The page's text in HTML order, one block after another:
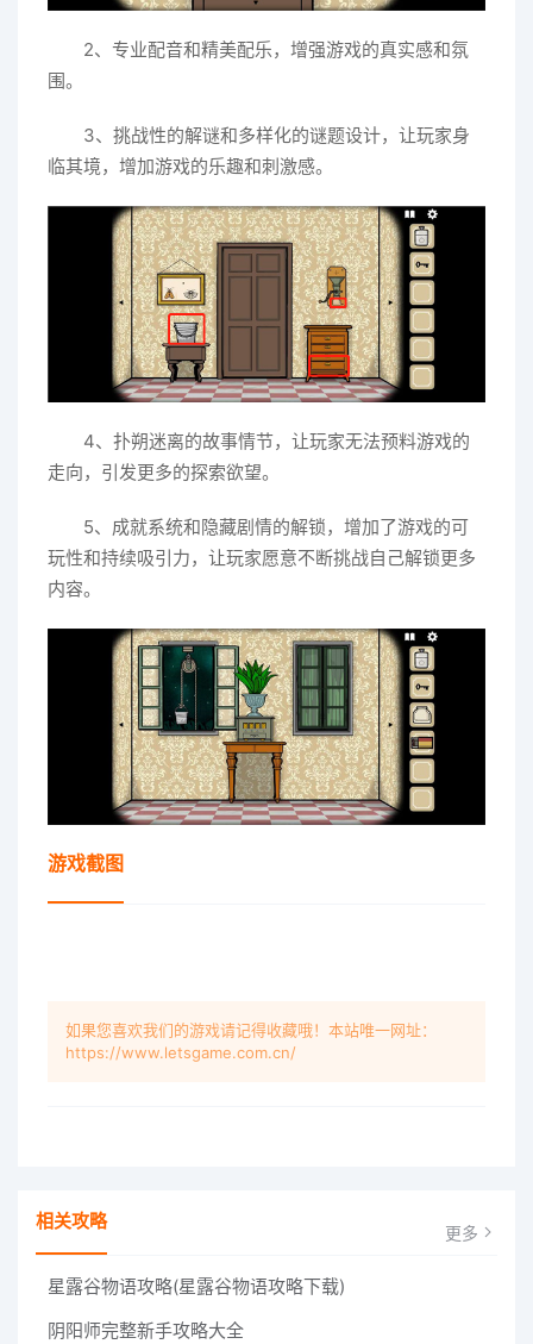
2、专业配音和精美配乐，增强游戏的真实感和氛
围。
3、挑战性的解谜和多样化的谜题设计，让玩家身
临其境，增加游戏的乐趣和刺激感。
4、扑朔迷离的故事情节，让玩家无法预料游戏的
走向，引发更多的探索欲望。
5、成就系统和隐藏剧情的解锁，增加了游戏的可
玩性和持续吸引力，让玩家愿意不断挑战自己解锁更多
内容。
游戏截图
如果您喜欢我们的游戏请记得收藏哦！本站唯一网址：
https://www.letsgame.com.cn/
相关攻略 更多
星露谷物语攻略(星露谷物语攻略下载)
阴阳师完整新手攻略大全